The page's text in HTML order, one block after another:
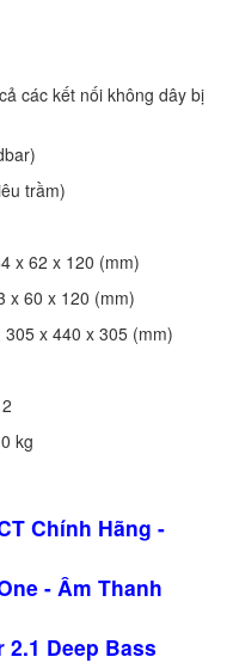
các kết nối không dây bị
trầm)
x 62 x 120 (mm)
x 60 x 120 (mm)
x 440 x 305 (mm)
kg
Chính Hãng -
- Âm Thanh
Deep Bass